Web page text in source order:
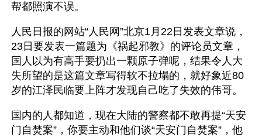
帮都照演不误。
人民日报的网站“人民网”北京1月22日发表文章说，
23日要发表一篇题为《祸起邪教》的评论员文章，
国人以为有高手要扔出一颗原子弹呢，结果令人大
失所望的是这篇文章写得软不拉塌的，就好象近80
岁的江泽民临要上阵才发现自己吃了失效的伟哥。
国内的人都知道，现在大陆的警察都不敢再提“天安
门自焚案”，你要主动和他们谈“天安门自焚案”，他